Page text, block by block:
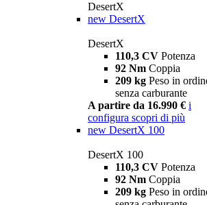
DesertX
new DesertX
DesertX
110,3 CV Potenza
92 Nm Coppia
209 kg Peso in
senza carburante
A partire da 16.990 € i
configura scopri di più
new DesertX 100
DesertX 100
110,3 CV Potenza
92 Nm Coppia
209 kg Peso in